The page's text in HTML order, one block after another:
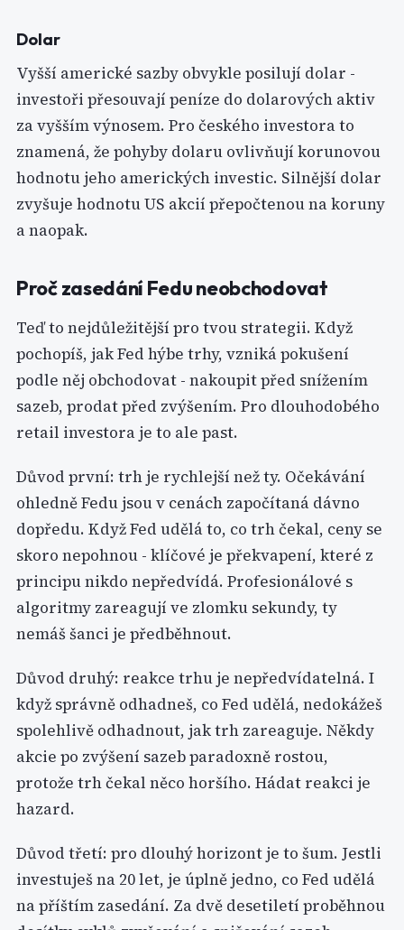
Dolar
Vyšší americké sazby obvykle posilují dolar -
investoři přesouvají peníze do dolarových aktiv
za vyšším výnosem. Pro českého investora to
znamená, že pohyby dolaru ovlivňují korunovou
hodnotu jeho amerických investic. Silnější dolar
zvyšuje hodnotu US akcií přepočtenou na koruny
a naopak.
Proč zasedání Fedu neobchodovat
Teď to nejdůležitější pro tvou strategii. Když
pochopíš, jak Fed hýbe trhy, vzniká pokušení
podle něj obchodovat - nakoupit před snížením
sazeb, prodat před zvýšením. Pro dlouhodobého
retail investora je to ale past.
Důvod první: trh je rychlejší než ty. Očekávání
ohledně Fedu jsou v cenách započítaná dávno
dopředu. Když Fed udělá to, co trh čekal, ceny se
skoro nepohnou - klíčové je překvapení, které z
principu nikdo nepředvídá. Profesionálové s
algoritmy zareagují ve zlomku sekundy, ty
nemáš šanci je předběhnout.
Důvod druhý: reakce trhu je nepředvídatelná. I
když správně odhadneš, co Fed udělá, nedokážeš
spolehlivě odhadnout, jak trh zareaguje. Někdy
akcie po zvýšení sazeb paradoxně rostou,
protože trh čekal něco horšího. Hádat reakci je
hazard.
Důvod třetí: pro dlouhý horizont je to šum. Jestli
investuješ na 20 let, je úplně jedno, co Fed udělá
na příštím zasedání. Za dvě desetiletí proběhnou